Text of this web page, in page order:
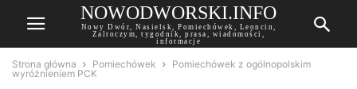
NOWODWORSKI.INFO
Nowy Dwór, Nasielsk, Pomiechówek, Leoncin,
Zalroczym, tygodnik, prasa, wiadomości,
informacje
Strona główna Pomiechówek
Pomiechówek z ogólnopolskim
wyróżnieniem PCK